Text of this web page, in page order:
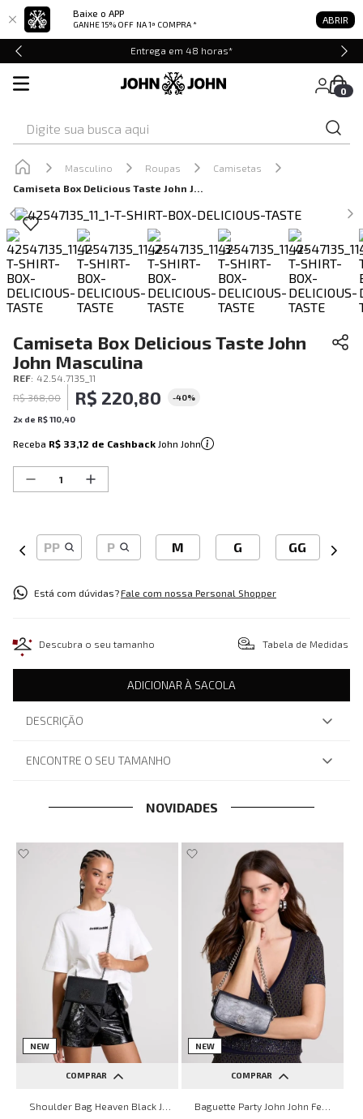
Baixe o APP
GANHE 15% OFF NA 1ª COMPRA * ABRIR
Entrega em 48 horas*
0
Masculino Roupas
Camisetas
Camiseta Box Delicious Taste John John Masculina
Camiseta Box Delicious Taste John
John Masculina
REF: 42.54.7135_11
R$ 368,00 R$ 220,80 -40%
2x de R$110 40
Receba R$ 33,12 de Cashback John John
PP P M G GG
Está com dúvidas?Fale com nossa Personal Shopper
Descubra o seu tamanho Tabela de Medidas
ADICIONAR À SACOLA
DESCRIÇÃO
ENCONTRE O SEU TAMANHO
NOVIDADES
NEW
COMPRAR
UN
NEW
COMPRAR
UN